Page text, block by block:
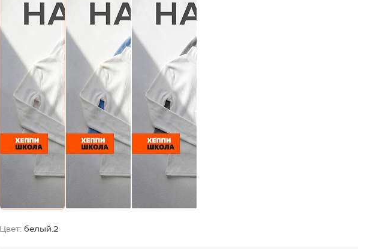
Цвет: белый.2